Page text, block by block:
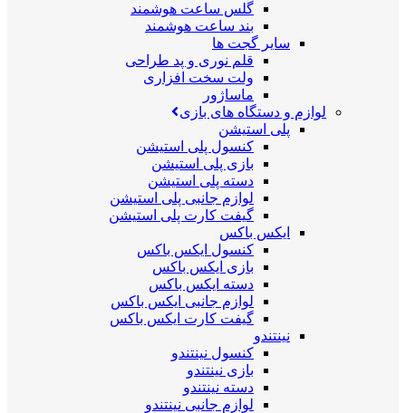
گلس ساعت هوشمند
بند ساعت هوشمند
سایر گجت ها
قلم نوری و پد طراحی
ولت سخت افزاری
ماساژور
لوازم و دستگاه های بازی
پلی استیشن
کنسول پلی استیشن
بازی پلی استیشن
دسته پلی استیشن
لوازم جانبی پلی استیشن
گیفت کارت پلی استیشن
ایکس باکس
کنسول ایکس باکس
بازی ایکس باکس
دسته ایکس باکس
لوازم جانبی ایکس باکس
گیفت کارت ایکس باکس
نینتندو
کنسول نینتندو
بازی نینتندو
دسته نینتندو
لوازم جانبی نینتندو